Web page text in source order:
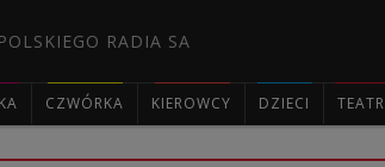
RADIA SA
CZWÓRKA KIEROWCY DZIECI TEATR